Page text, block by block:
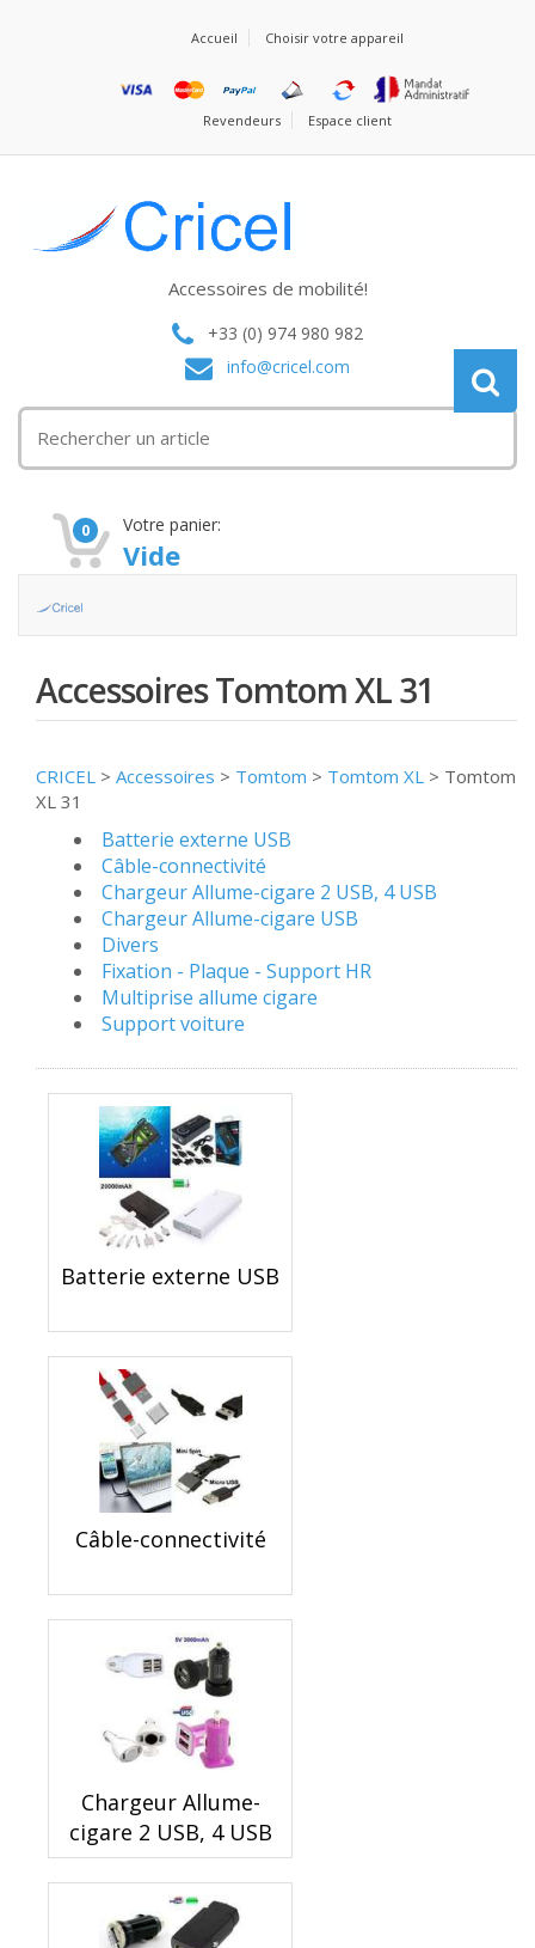
Accueil Choisir votre appareil
Revendeurs Espace client
Accessoires de mobilité!
+33 (0) 974 980 982
info@cricel.com
0 Votre panier:
Vide
Accessoires Tomtom XL 31
CRICEL > Accessoires > Tomtom > Tomtom XL > Tomtom
XL 31
Batterie externe USB
Câble-connectivité
Chargeur Allume-cigare 2 USB, 4 USB
Chargeur Allume-cigare USB
Divers
Fixation - Plaque - Support HR
Multiprise allume cigare
Support voiture
Batterie externe USB
Câble-connectivité
Chargeur Allume-
cigare 2 USB, 4 USB